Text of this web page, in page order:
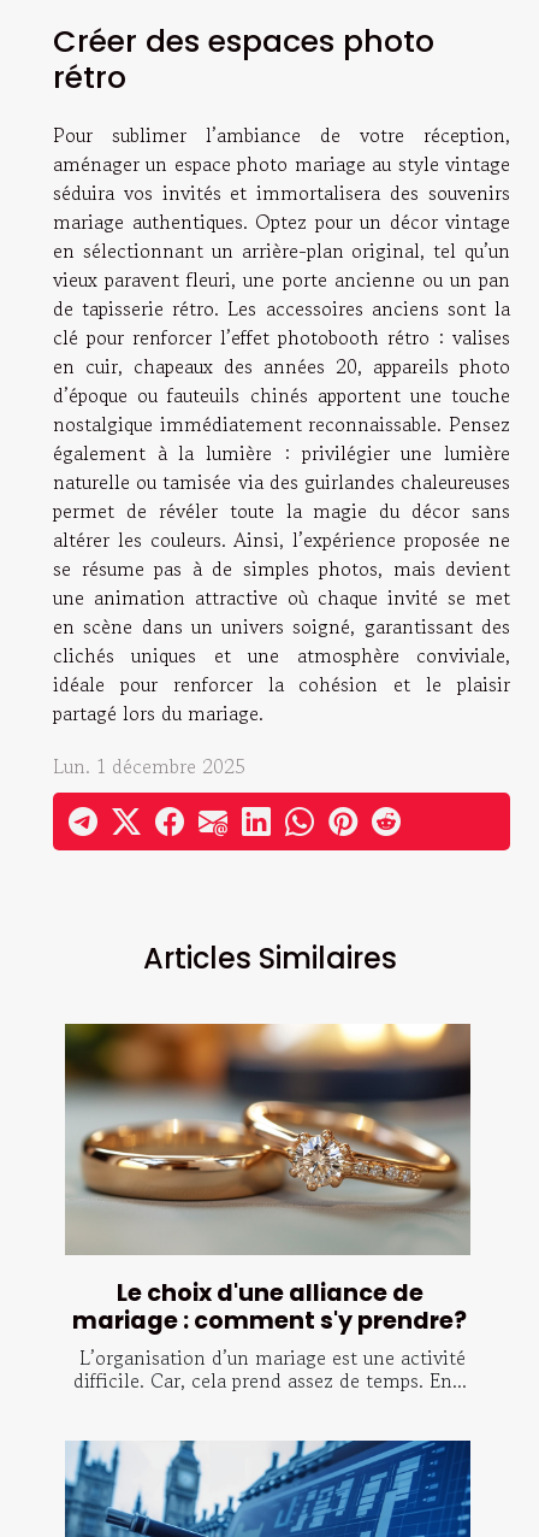
Articles Similaires
Le choix d'une alliance de
mariage : comment s'y prendre?
L’organisation d’un mariage est une activité
difficile. Car, cela prend assez de temps. En...
Créer des espaces photo
rétro
Pour sublimer l’ambiance de votre réception,
aménager un espace photo mariage au style vintage
séduira vos invités et immortalisera des souvenirs
mariage authentiques. Optez pour un décor vintage
en sélectionnant un arrière-plan original, tel qu’un
vieux paravent fleuri, une porte ancienne ou un pan
de tapisserie rétro. Les accessoires anciens sont la
clé pour renforcer l’effet photobooth rétro : valises
en cuir, chapeaux des années 20, appareils photo
d’époque ou fauteuils chinés apportent une touche
nostalgique immédiatement reconnaissable. Pensez
également à la lumière : privilégier une lumière
naturelle ou tamisée via des guirlandes chaleureuses
permet de révéler toute la magie du décor sans
altérer les couleurs. Ainsi, l’expérience proposée ne
se résume pas à de simples photos, mais devient
une animation attractive où chaque invité se met
en scène dans un univers soigné, garantissant des
clichés uniques et une atmosphère conviviale,
idéale pour renforcer la cohésion et le plaisir
partagé lors du mariage.
Lun. 1 décembre 2025